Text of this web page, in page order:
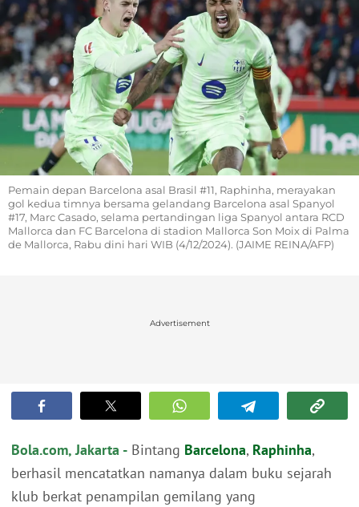
Pemain depan Barcelona asal Brasil #11, Raphinha, merayakan
gol kedua timnya bersama gelandang Barcelona asal Spanyol
#17, Marc Casado, selama pertandingan liga Spanyol antara RCD
Mallorca dan FC Barcelona di stadion Mallorca Son Moix di Palma
de Mallorca, Rabu dini hari WIB (4/12/2024). (JAIME REINA/AFP)
Advertisement
Bola.com, Jakarta - Bintang Barcelona, Raphinha,
berhasil mencatatkan namanya dalam buku sejarah
klub berkat penampilan gemilang yang